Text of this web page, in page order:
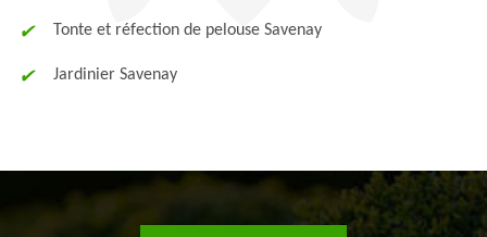
Tonte et réfection de pelouse Savenay
Jardinier Savenay